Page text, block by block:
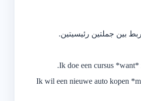
بين جملتين رئيسيتين.
Ik doe een cursus *want*
Ik wil een nieuwe auto kopen